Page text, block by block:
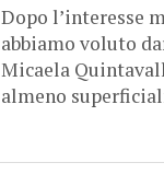
Dopo l’interesse
abbiamo voluto
Micaela
almeno